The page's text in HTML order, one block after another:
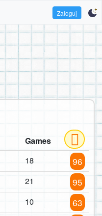
Zaloguj
Games
18 96
21 95
10 63